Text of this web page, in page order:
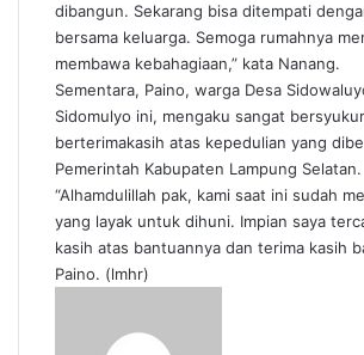
dibangun. Sekarang bisa ditempati
bersama keluarga. Semoga rumahnya
membawa kebahagiaan,” kata Nanang.
Sementara, Paino, warga Desa
Sidomulyo ini, mengaku sangat
berterimakasih atas kepedulian yang
Pemerintah Kabupaten Lampung Selatan.
“Alhamdulillah pak, kami saat ini sudah
yang layak untuk dihuni. Impian saya
kasih atas bantuannya dan terima kasih
Paino. (lmhr)